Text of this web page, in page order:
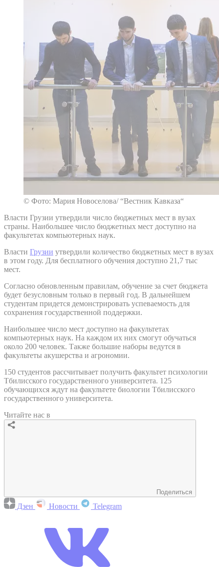
© Фото: Мария Новоселова/ “Вестник Кавказа“
Власти Грузии утвердили число бюджетных мест в вузах
страны. Наибольшее число бюджетных мест доступно на
факультетах компьютерных наук.
Власти Грузии утвердили количество бюджетных мест в вузах
в этом году. Для бесплатного обучения доступно 21,7 тыс
мест.
Согласно обновленным правилам, обучение за счет бюджета
будет безусловным только в первый год. В дальнейшем
студентам придется демонстрировать успеваемость для
сохранения государственной поддержки.
Наибольшее число мест доступно на факультетах
компьютерных наук. На каждом их них смогут обучаться
около 200 человек. Также большие наборы ведутся в
факультеты акушерства и агрономии.
150 студентов рассчитывает получить факультет психологии
Тбилисского государственного университета. 125
обучающихся ждут на факультете биологии Тбилисского
государственного университета.
Читайте нас в
Поделиться
Дзен Новости Telegram